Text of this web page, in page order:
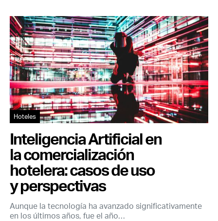
Hoteles
Inteligencia Artificial en
la comercialización
hotelera: casos de uso
y perspectivas
Aunque la tecnología ha avanzado significativamente
en los últimos años, fue el año…